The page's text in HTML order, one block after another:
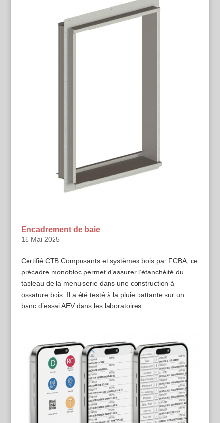
Encadrement de baie
15 Mai 2025
Certifié CTB Composants et systèmes bois par FCBA, ce
précadre monobloc permet d’assurer l’étanchéité du
tableau de la menuiserie dans une construction à
ossature bois. Il a été testé à la pluie battante sur un
banc d’essai AEV dans les laboratoires...